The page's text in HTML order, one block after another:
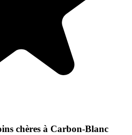
chères à Carbon-Blanc